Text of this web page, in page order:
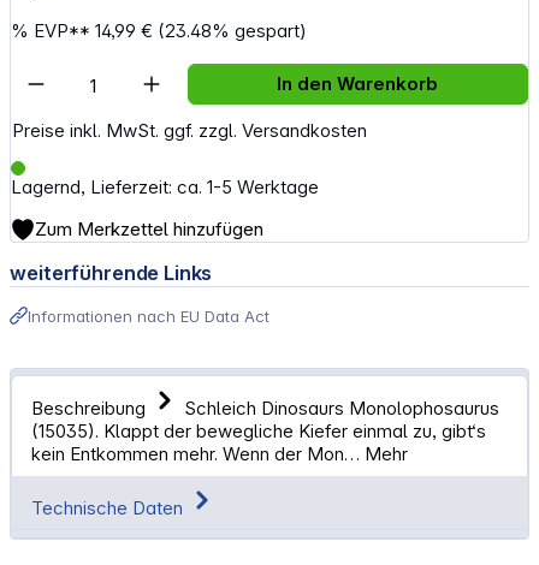
% EVP**14,99 € (23.48% gespart)
Preise inkl. MwSt. ggf. zzgl. Versandkosten
Lagernd, Lieferzeit: ca. 1-5 Werktage
Artikel Anzahl: Gib den gewünschten
In den Warenkorb
Zum Merkzettel hinzufügen
weiterführende Links
Informationen nach EU Data Act
Beschreibung
Schleich Dinosaurs Monolophosaurus
(15035). Klappt der bewegliche Kiefer einmal zu, gibt‘s
kein Entkommen mehr. Wenn der Mon… Mehr
Technische Daten